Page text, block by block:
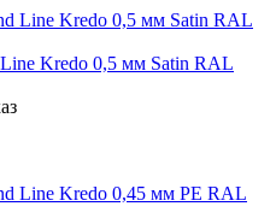
Kredo 0,5 мм Satin RAL